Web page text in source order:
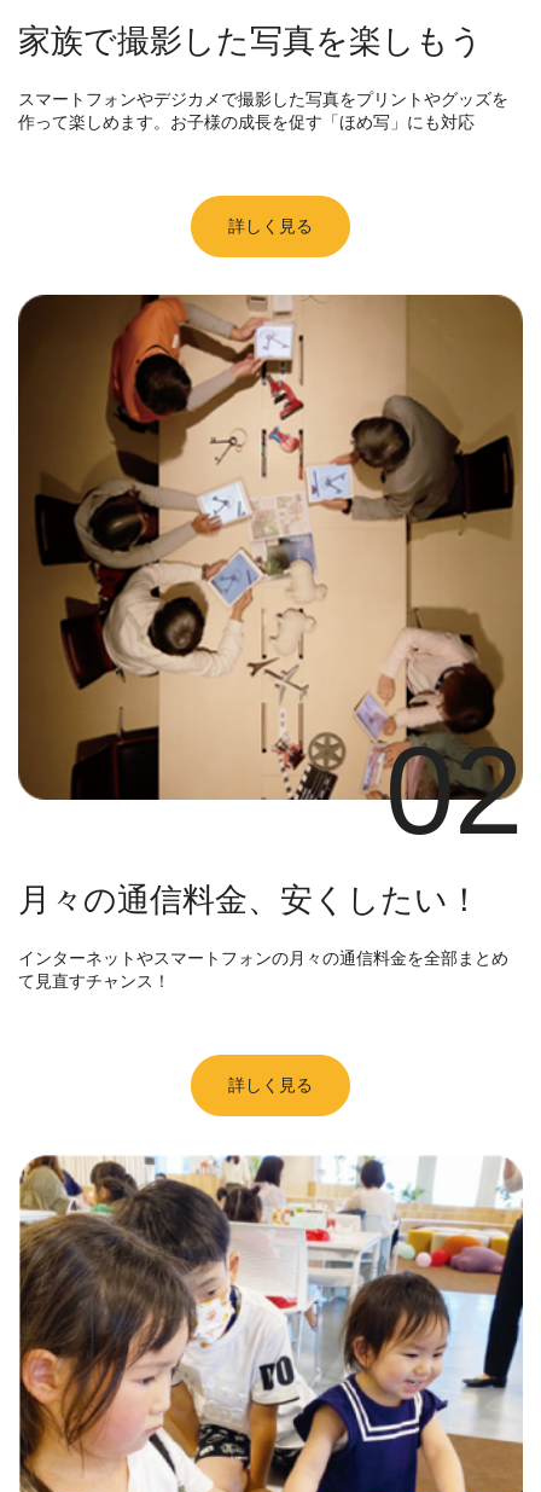
家族で撮影した写真を楽しもう
スマートフォンやデジカメで撮影した写真をプリントやグッズを
作って楽しめます。お子様の成長を促す「ほめ写」にも対応
詳しく見る
02
月々の通信料金、安くしたい！
インターネットやスマートフォンの月々の通信料金を全部まとめ
て見直すチャンス！
詳しく見る